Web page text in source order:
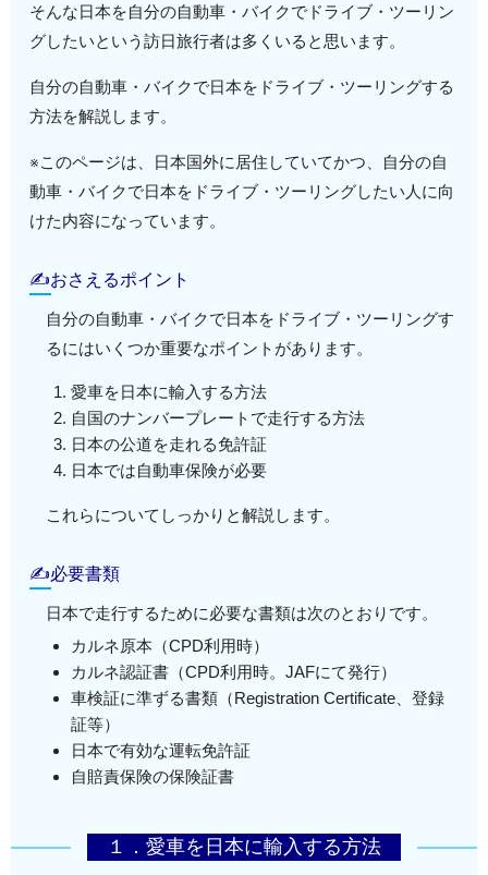
そんな日本を自分の自動車・バイクでドライブ・ツーリン
グしたいという訪日旅行者は多くいると思います。
自分の自動車・バイクで日本をドライブ・ツーリングする
方法を解説します。
※このページは、日本国外に居住していてかつ、自分の自
動車・バイクで日本をドライブ・ツーリングしたい人に向
けた内容になっています。
✍おさえるポイント
自分の自動車・バイクで日本をドライブ・ツーリングす
るにはいくつか重要なポイントがあります。
愛車を日本に輸入する方法
自国のナンバープレートで走行する方法
日本の公道を走れる免許証
日本では自動車保険が必要
これらについてしっかりと解説します。
✍必要書類
日本で走行するために必要な書類は次のとおりです。
カルネ原本（CPD利用時）
カルネ認証書（CPD利用時。JAFにて発行）
車検証に準ずる書類（Registration Certificate、登録
証等）
日本で有効な運転免許証
自賠責保険の保険証書
１．愛車を日本に輸入する方法